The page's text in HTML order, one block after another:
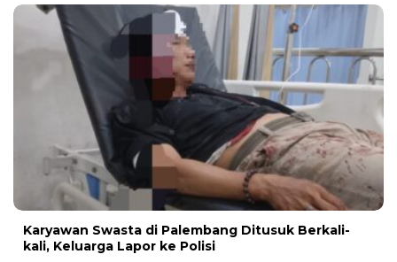
Karyawan Swasta di Palembang Ditusuk Berkali-
kali, Keluarga Lapor ke Polisi